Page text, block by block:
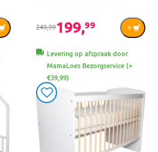
249,99199,99
Levering op afspraak door
MamaLoes Bezorgservice (+
€39,99)